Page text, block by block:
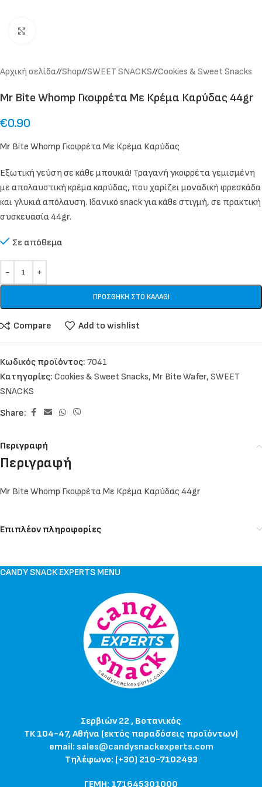
Αρχική σελίδα/ Shop/ SWEET SNACKS/ Cookies & Sweet Snacks
Mr Bite Whomp Γκοφρέτα Με Κρέμα Καρύδας 44gr
€0.90
Mr Bite Whomp Γκοφρέτα Με Κρέμα Καρύδας
Εξωτική γεύση σε κάθε μπουκιά! Τραγανή γκοφρέτα γεμισμένη
με απολαυστική κρέμα καρύδας, που χαρίζει μοναδική φρεσκάδα
και γλυκιά απόλαυση. Ιδανικό snack για κάθε στιγμή, σε πρακτική
συσκευασία 44gr.
Σε απόθεμα
ΠΡΟΣΘΉΚΗ ΣΤΟ ΚΑΛΆΘΙ
Compare Add to wishlist
Κωδικός προϊόντος: 7041
Κατηγορίες: Cookies & Sweet Snacks, Mr Bite Wafer, SWEET
SNACKS
Share:
Περιγραφή
Περιγραφή
Mr Bite Whomp Γκοφρέτα Με Κρέμα Καρύδας 44gr
Επιπλέον πληροφορίες
CANDY SNACK EXPERTS MENU
Σερβιών 22 , Βοτανικός
ΤΚ 104-47, Αθήνα (εκτός παραδόσεις προϊόντων)
email: sales@candysnackexperts.com
Τηλέφωνο: (+30) 210-7102493
ΓΕΜΗ: 171645301000